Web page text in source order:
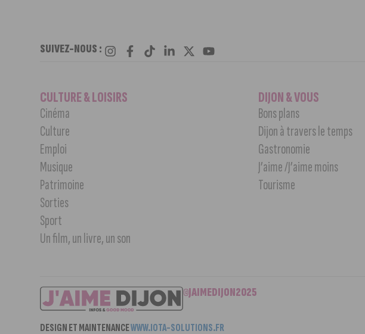
SUIVEZ-NOUS :
CULTURE & LOISIRS
Cinéma
Culture
Emploi
Musique
Patrimoine
Sorties
Sport
Un film, un livre, un son
DIJON & VOUS
Bons plans
Dijon à travers le temps
Gastronomie
J’aime /J’aime moins
Tourisme
©JAIMEDIJON2025
DESIGN ET MAINTENANCEWWW.IOTA-SOLUTIONS.FR